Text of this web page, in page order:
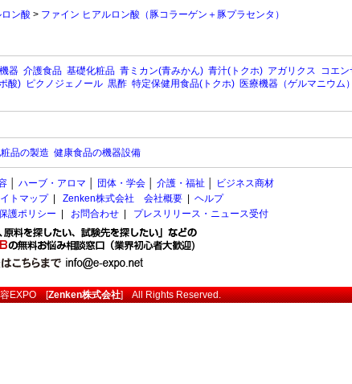
ン酸 > ファイン ヒアルロン酸（豚コラーゲン＋豚プラセンタ）
器 介護食品 基礎化粧品 青ミカン(青みかん) 青汁(トクホ) アガリクス コエン
酸) ピクノジェノール 黒酢 特定保健用食品(トクホ) 医療機器（ゲルマニウム）
品の製造 健康食品の機器設備
ハーブ・アロマ 団体・学会 介護・福祉
ビジネス商材
トマップ| Zenken株式会社 会社概要
ヘルプ
護ポリシー お問合わせ プレスリリース・ニュース受付
EXPO[Zenken株式会社] All Rights Reserved.